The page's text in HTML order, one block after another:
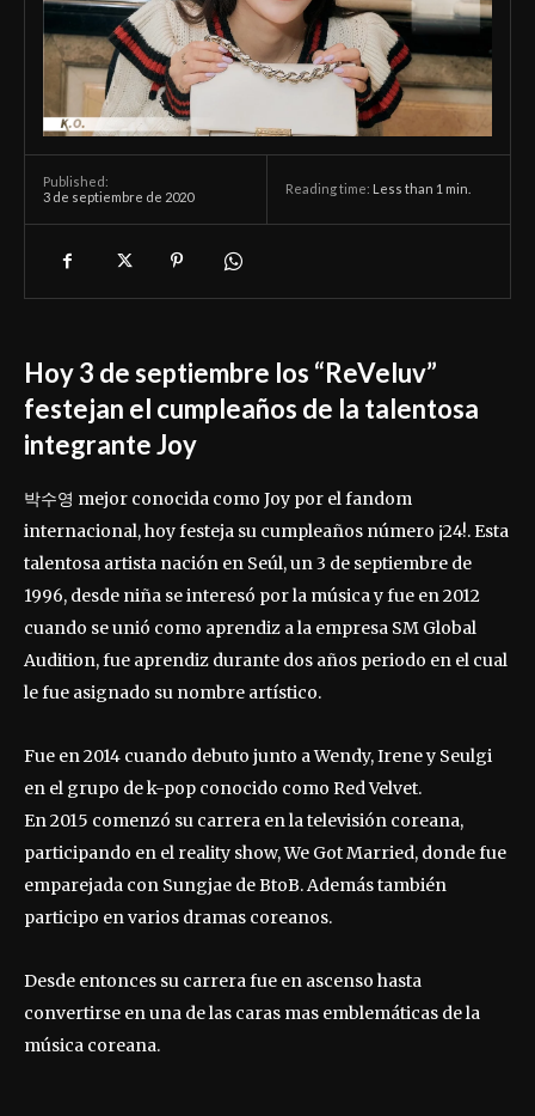
Published:
3 de septiembre de 2020
Reading time: Less than 1 min.
Hoy 3 de septiembre los “ReVeluv”
festejan el cumpleaños de la talentosa
integrante Joy
박수영 mejor conocida como Joy por el fandom
internacional, hoy festeja su cumpleaños número ¡24!. Esta
talentosa artista nación en Seúl, un 3 de septiembre de
1996, desde niña se interesó por la música y fue en 2012
cuando se unió como aprendiz a la empresa SM Global
Audition, fue aprendiz durante dos años periodo en el cual
le fue asignado su nombre artístico.
Fue en 2014 cuando debuto junto a Wendy, Irene y Seulgi
en el grupo de k-pop conocido como Red Velvet.
En 2015 comenzó su carrera en la televisión coreana,
participando en el reality show, We Got Married, donde fue
emparejada con Sungjae de BtoB. Además también
participo en varios dramas coreanos.
Desde entonces su carrera fue en ascenso hasta
convertirse en una de las caras mas emblemáticas de la
música coreana.